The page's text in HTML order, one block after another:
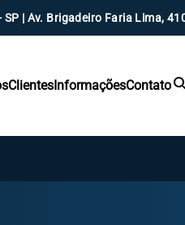
| Av. Brigadeiro Faria Lima,
ClientesInformaçõesContato